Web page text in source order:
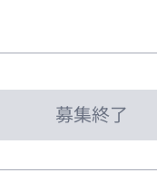
募集終了